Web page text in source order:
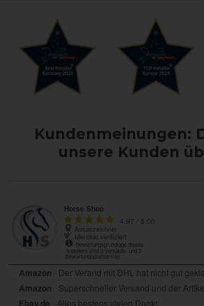
Kundenmeinungen:
unsere Kunden